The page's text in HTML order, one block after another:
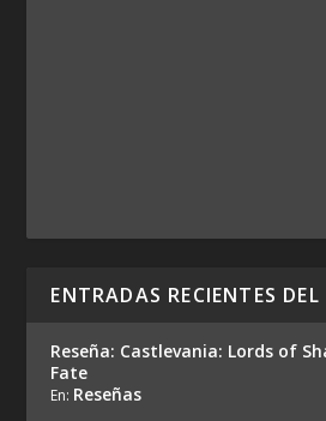
ENTRADAS RECIENTES DEL
Reseña: Castlevania: Lords of
Fate
En: Reseñas